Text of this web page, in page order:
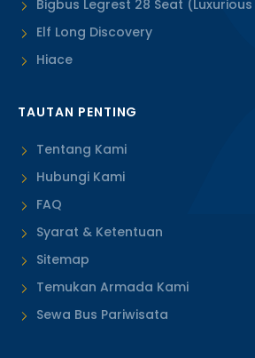
Bigbus Legrest 28 Seat
Elf Long Discovery
Hiace
TAUTAN PENTING
Tentang Kami
Hubungi Kami
FAQ
Syarat & Ketentuan
Sitemap
Temukan Armada Kami
Sewa Bus Pariwisata